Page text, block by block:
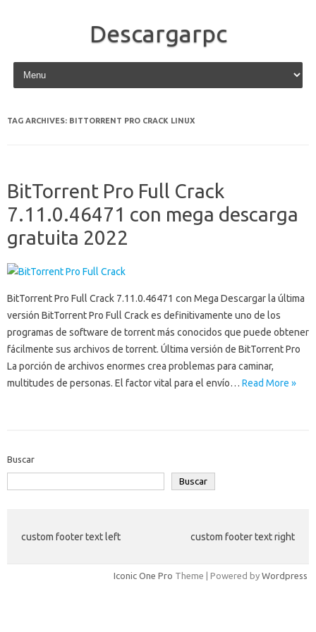
Descargarpc
Skip to content
TAG ARCHIVES: BITTORRENT PRO CRACK LINUX
BitTorrent Pro Full Crack
7.11.0.46471 con mega descarga
gratuita 2022
BitTorrent Pro Full Crack 7.11.0.46471 con Mega Descargar la última
versión BitTorrent Pro Full Crack es definitivamente uno de los
programas de software de torrent más conocidos que puede obtener
fácilmente sus archivos de torrent. Última versión de BitTorrent Pro
La porción de archivos enormes crea problemas para caminar,
multitudes de personas. El factor vital para el envío… Read More »
Buscar
Buscar
custom footer text left custom footer text right
Iconic One Pro Theme | Powered by Wordpress